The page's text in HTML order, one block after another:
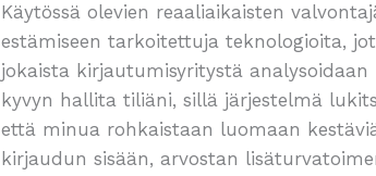
Käytössä olevien reaaliaikaisten
estämiseen tarkoitettuja teknologioita,
jokaista kirjautumisyritystä
kyvyn hallita tiliäni, sillä järjestelmä
että minua rohkaistaan luomaan
kirjaudun sisään, arvostan